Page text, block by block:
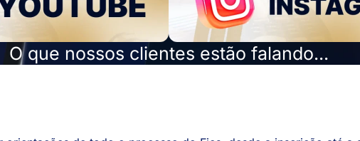
O que nossos clientes estão falando...